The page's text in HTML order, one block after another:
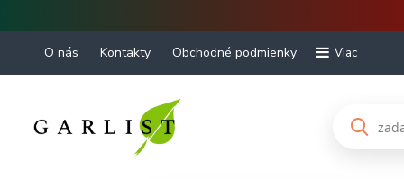
O nás Kontakty Obchodné podmienky Viac